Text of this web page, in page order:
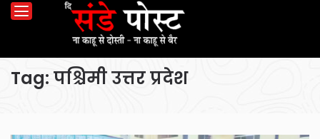
Tag: पश्चिमी उत्तर प्रदेश